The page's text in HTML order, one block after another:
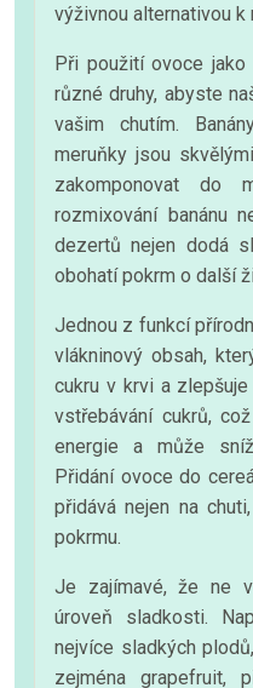
výživnou alternativou k
Při použití ovoce
různé druhy, abyste
vašim chutím.
meruňky jsou
zakomponovat do
rozmixování banánu
dezertů nejen dodá
obohatí pokrm o další
Jednou z funkcí
vlákninový obsah,
cukru v krvi a zlepšuje
vstřebávání cukrů,
energie a může
Přidání ovoce do
přidává nejen na
pokrmu.
Je zajímavé, že ne
úroveň sladkosti.
nejvíce sladkých
zejména grapefruit,